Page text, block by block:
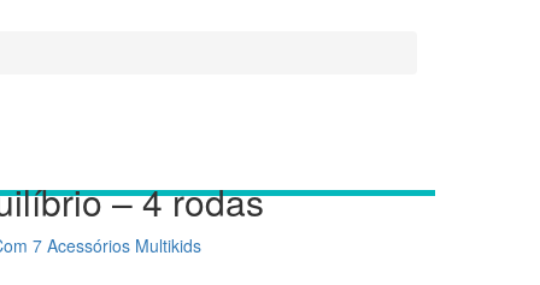
– 4 rodas
7 Acessórios Multikids